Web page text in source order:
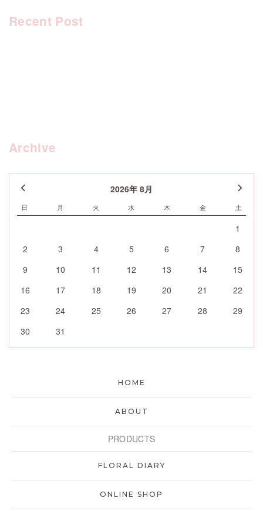
Recent Post
Archive
2026年 8月
日 月 火 水 木 金 土
1
2
3 4 5 6 7
8
9
10 11 12 13 14
15
16
17 18 19 20 21
22
23
24 25 26 27 28
29
30
31
HOME
ABOUT
PRODUCTS
FLORAL DIARY
ONLINE SHOP